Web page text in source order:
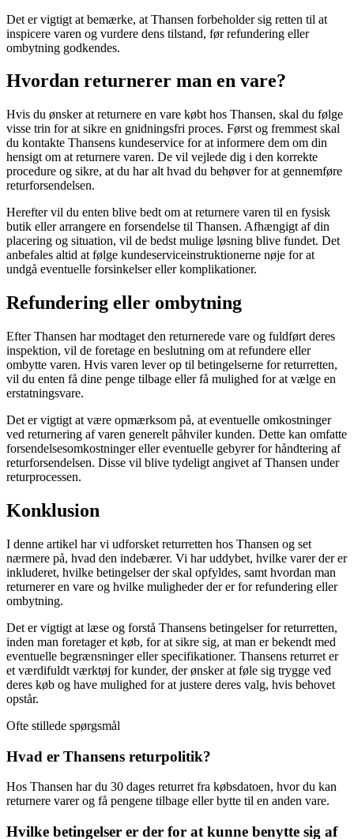
Det er vigtigt at bemærke, at Thansen forbeholder sig retten til at
inspicere varen og vurdere dens tilstand, før refundering eller
ombytning godkendes.
Hvordan returnerer man en vare?
Hvis du ønsker at returnere en vare købt hos Thansen, skal du følge
visse trin for at sikre en gnidningsfri proces. Først og fremmest skal
du kontakte Thansens kundeservice for at informere dem om din
hensigt om at returnere varen. De vil vejlede dig i den korrekte
procedure og sikre, at du har alt hvad du behøver for at gennemføre
returforsendelsen.
Herefter vil du enten blive bedt om at returnere varen til en fysisk
butik eller arrangere en forsendelse til Thansen. Afhængigt af din
placering og situation, vil de bedst mulige løsning blive fundet. Det
anbefales altid at følge kundeserviceinstruktionerne nøje for at
undgå eventuelle forsinkelser eller komplikationer.
Refundering eller ombytning
Efter Thansen har modtaget den returnerede vare og fuldført deres
inspektion, vil de foretage en beslutning om at refundere eller
ombytte varen. Hvis varen lever op til betingelserne for returretten,
vil du enten få dine penge tilbage eller få mulighed for at vælge en
erstatningsvare.
Det er vigtigt at være opmærksom på, at eventuelle omkostninger
ved returnering af varen generelt påhviler kunden. Dette kan omfatte
forsendelsesomkostninger eller eventuelle gebyrer for håndtering af
returforsendelsen. Disse vil blive tydeligt angivet af Thansen under
returprocessen.
Konklusion
I denne artikel har vi udforsket returretten hos Thansen og set
nærmere på, hvad den indebærer. Vi har uddybet, hvilke varer der er
inkluderet, hvilke betingelser der skal opfyldes, samt hvordan man
returnerer en vare og hvilke muligheder der er for refundering eller
ombytning.
Det er vigtigt at læse og forstå Thansens betingelser for returretten,
inden man foretager et køb, for at sikre sig, at man er bekendt med
eventuelle begrænsninger eller specifikationer. Thansens returret er
et værdifuldt værktøj for kunder, der ønsker at føle sig trygge ved
deres køb og have mulighed for at justere deres valg, hvis behovet
opstår.
Ofte stillede spørgsmål
Hvad er Thansens returpolitik?
Hos Thansen har du 30 dages returret fra købsdatoen, hvor du kan
returnere varer og få pengene tilbage eller bytte til en anden vare.
Hvilke betingelser er der for at kunne benytte sig af